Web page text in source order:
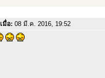
เมื่อ: 08 มี.ค. 2016, 19:52